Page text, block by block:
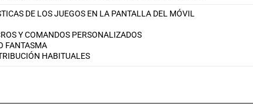
DE LOS JUEGOS EN LA PANTALLA DEL MÓVIL
Y COMANDOS PERSONALIZADOS
FANTASMA
HABITUALES